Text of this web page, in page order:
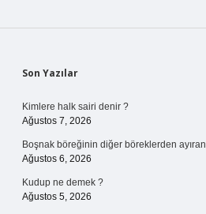
Sidebar
Son Yazılar
Kimlere halk sairi denir ?
Ağustos 7, 2026
Boşnak böreğinin diğer böreklerden
Ağustos 6, 2026
Kudup ne demek ?
Ağustos 5, 2026